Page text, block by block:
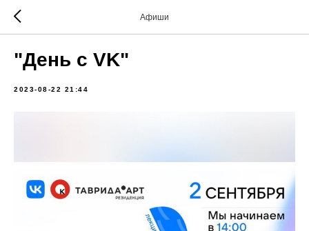
Афиши
"День с VK"
2023-08-22 21:44